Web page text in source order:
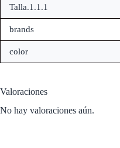
Talla.1.1.1
brands
color
Valoraciones
No hay valoraciones aún.